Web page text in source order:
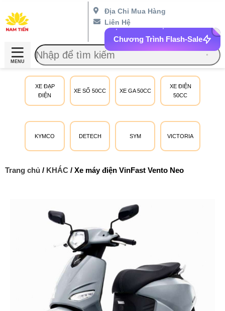
Địa Chỉ Mua Hàng
Liên Hệ
Chương Trình Flash-Sale
MENU
XE ĐẠP
ĐIỆN
XE SỐ 50CC XE GA 50CC
XE ĐIỆN
50CC
KYMCO DETECH SYM VICTORIA
Trang chủ / KHÁC / Xe máy điện VinFast Vento Neo